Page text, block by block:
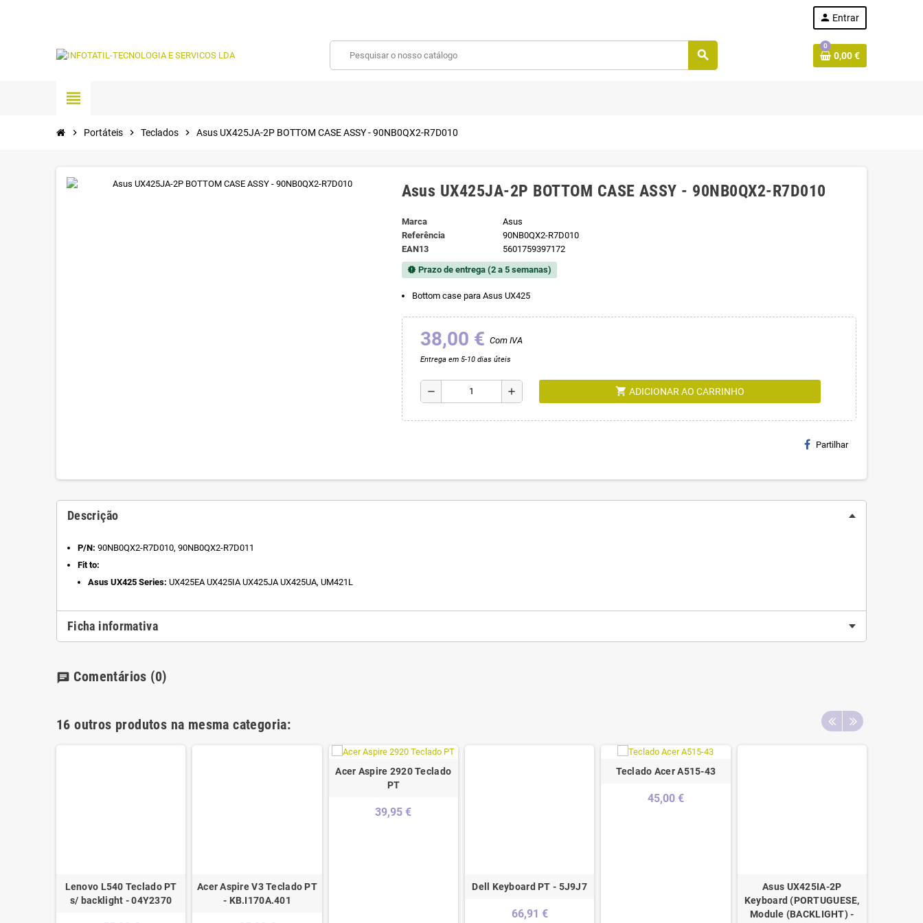
person Entrar
search
0
0,00 €
view_headline
chevron_right Portáteis chevron_right Teclados chevron_right Asus UX425JA-2P BOTTOM CASE ASSY - 90NB0QX2-R7D010
Asus UX425JA-2P BOTTOM CASE ASSY - 90NB0QX2-R7D010
Marca
Asus
Referência
90NB0QX2-R7D010
EAN13
5601759397172
new_releasesPrazo de entrega (2 a 5 semanas)
Bottom case para Asus UX425
38,00 € Com IVA
Entrega em 5-10 dias úteis
remove add shopping_cart ADICIONAR AO CARRINHO
Partilhar
Descrição
P/N: 90NB0QX2-R7D010, 90NB0QX2-R7D011
Fit to:
Asus UX425 Series: UX425EA UX425IA UX425JA UX425UA, UM421L
Ficha informativa
chat Comentários (0)
16 outros produtos na mesma categoria:
Lenovo L540 Teclado PT
s/ backlight - 04Y2370
Acer Aspire V3 Teclado PT
- KB.I170A.401
Acer Aspire 2920 Teclado
PT
39,95 €
Dell Keyboard PT - 5J9J7
66,91 €
Teclado Acer A515-43
45,00 €
Asus UX425IA-2P
Keyboard (PORTUGUESE,
Module (BACKLIGHT) -